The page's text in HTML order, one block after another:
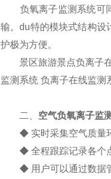
负氧离子监测系统可同
输。du特的模块式结构设
护极为方便。
景区旅游景点负离子在
监测系统 负离子在线监测
二、 空气负氧离子监
◆ 实时采集空气质量环
◆ 全程跟踪记录各个
◆ 用户可以通过数据管